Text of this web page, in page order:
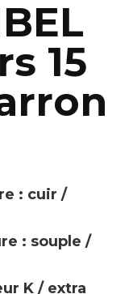
15
: cuir /
: souple /
K / extra